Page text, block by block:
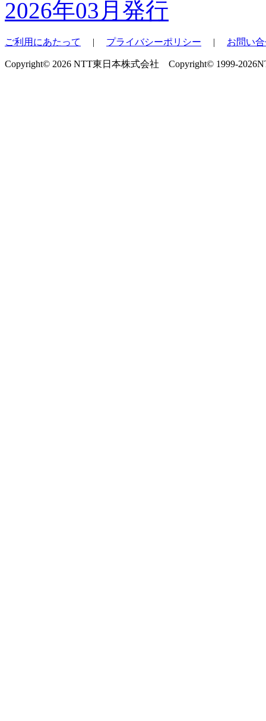
2026年03月発行
ご利用にあたって | プライバシーポリシー | お問い
Copyright© 2026 NTT東日本株式会社 Copyright© 1999-